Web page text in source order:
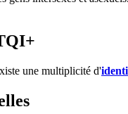
une multiplicité d'